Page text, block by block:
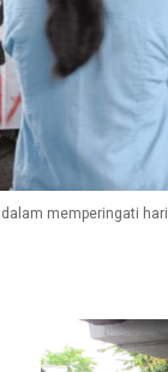
memperingati